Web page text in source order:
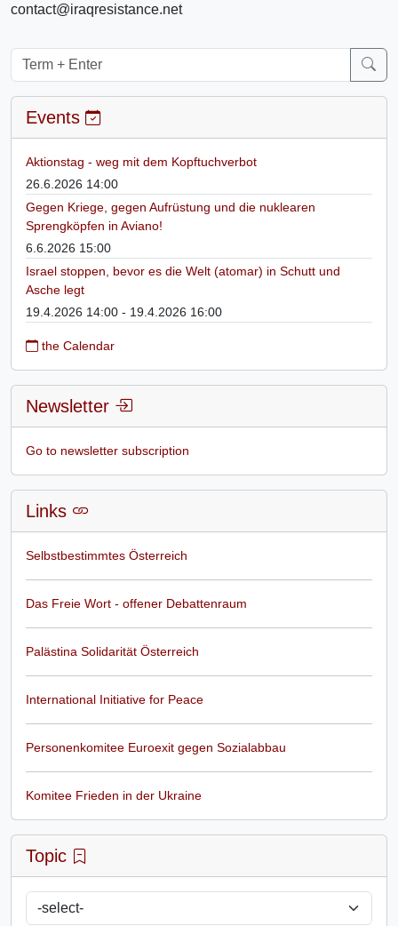
contact@iraqresistance.net
Events
Aktionstag - weg mit dem Kopftuchverbot
26.6.2026 14:00
Gegen Kriege, gegen Aufrüstung und die nuklearen
Sprengköpfen in Aviano!
6.6.2026 15:00
Israel stoppen, bevor es die Welt (atomar) in Schutt und
Asche legt
19.4.2026 14:00 - 19.4.2026 16:00
the Calendar
Newsletter
Go to newsletter subscription
Links
Selbstbestimmtes Österreich
Das Freie Wort - offener Debattenraum
Palästina Solidarität Österreich
International Initiative for Peace
Personenkomitee Euroexit gegen Sozialabbau
Komitee Frieden in der Ukraine
Topic